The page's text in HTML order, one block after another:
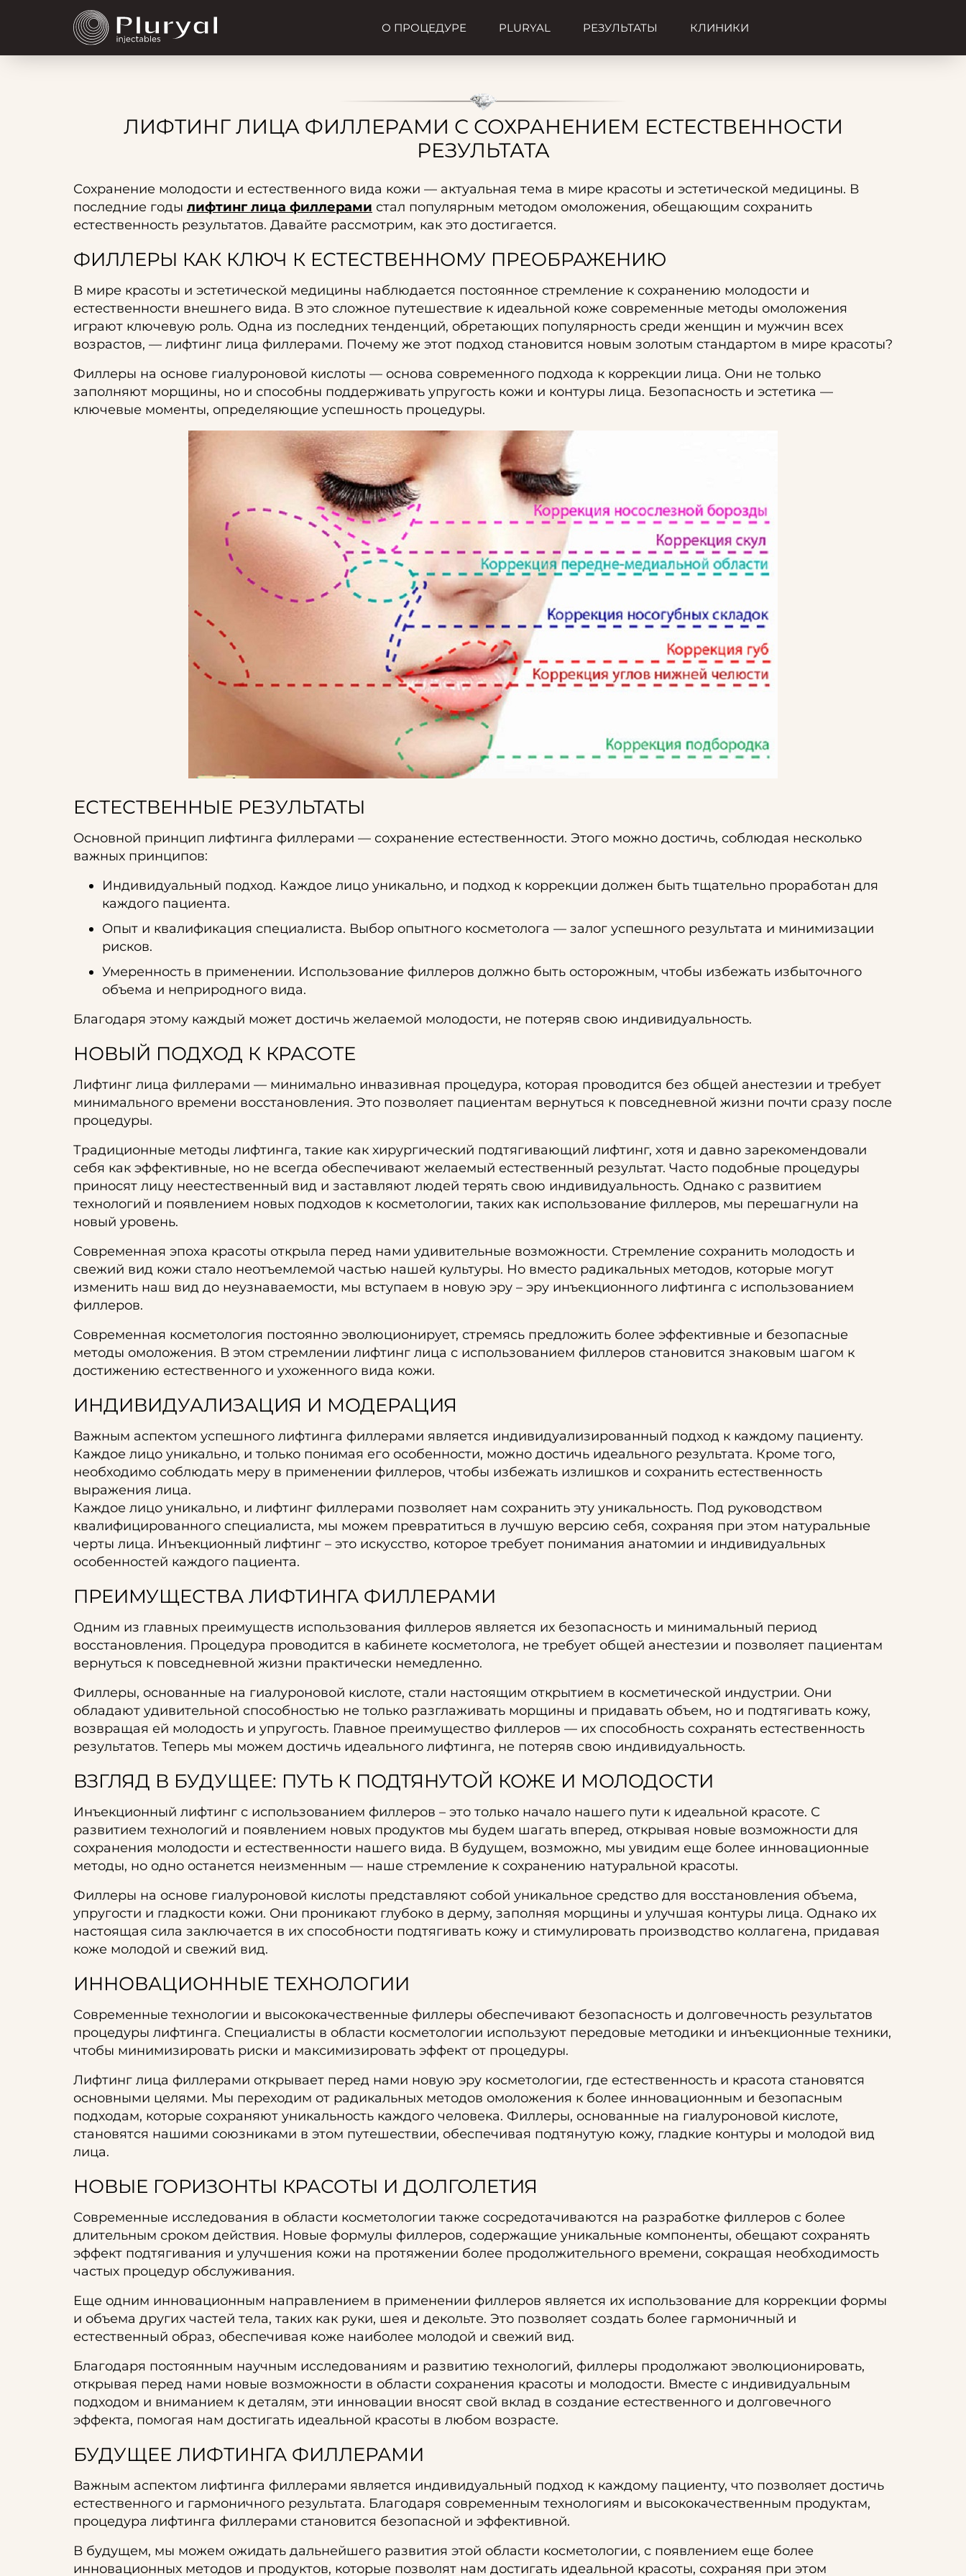
О ПРОЦЕДУРЕ PLURYAL РЕЗУЛЬТАТЫ КЛИНИКИ
ЛИФТИНГ ЛИЦА ФИЛЛЕРАМИ С СОХРАНЕНИЕМ ЕСТЕСТВЕННОСТИ
РЕЗУЛЬТАТА
Сохранение молодости и естественного вида кожи — актуальная тема в мире красоты и эстетической медицины. В
последние годы лифтинг лица филлерами стал популярным методом омоложения, обещающим сохранить
естественность результатов. Давайте рассмотрим, как это достигается.
ФИЛЛЕРЫ КАК КЛЮЧ К ЕСТЕСТВЕННОМУ ПРЕОБРАЖЕНИЮ
В мире красоты и эстетической медицины наблюдается постоянное стремление к сохранению молодости и
естественности внешнего вида. В это сложное путешествие к идеальной коже современные методы омоложения
играют ключевую роль. Одна из последних тенденций, обретающих популярность среди женщин и мужчин всех
возрастов, — лифтинг лица филлерами. Почему же этот подход становится новым золотым стандартом в мире красоты?
Филлеры на основе гиалуроновой кислоты — основа современного подхода к коррекции лица. Они не только
заполняют морщины, но и способны поддерживать упругость кожи и контуры лица. Безопасность и эстетика —
ключевые моменты, определяющие успешность процедуры.
ЕСТЕСТВЕННЫЕ РЕЗУЛЬТАТЫ
Основной принцип лифтинга филлерами — сохранение естественности. Этого можно достичь, соблюдая несколько
важных принципов:
Индивидуальный подход. Каждое лицо уникально, и подход к коррекции должен быть тщательно проработан для
каждого пациента.
Опыт и квалификация специалиста. Выбор опытного косметолога — залог успешного результата и минимизации
рисков.
Умеренность в применении. Использование филлеров должно быть осторожным, чтобы избежать избыточного
объема и неприродного вида.
Благодаря этому каждый может достичь желаемой молодости, не потеряв свою индивидуальность.
НОВЫЙ ПОДХОД К КРАСОТЕ
Лифтинг лица филлерами — минимально инвазивная процедура, которая проводится без общей анестезии и требует
минимального времени восстановления. Это позволяет пациентам вернуться к повседневной жизни почти сразу после
процедуры.
Традиционные методы лифтинга, такие как хирургический подтягивающий лифтинг, хотя и давно зарекомендовали
себя как эффективные, но не всегда обеспечивают желаемый естественный результат. Часто подобные процедуры
приносят лицу неестественный вид и заставляют людей терять свою индивидуальность. Однако с развитием
технологий и появлением новых подходов к косметологии, таких как использование филлеров, мы перешагнули на
новый уровень.
Современная эпоха красоты открыла перед нами удивительные возможности. Стремление сохранить молодость и
свежий вид кожи стало неотъемлемой частью нашей культуры. Но вместо радикальных методов, которые могут
изменить наш вид до неузнаваемости, мы вступаем в новую эру – эру инъекционного лифтинга с использованием
филлеров.
Современная косметология постоянно эволюционирует, стремясь предложить более эффективные и безопасные
методы омоложения. В этом стремлении лифтинг лица с использованием филлеров становится знаковым шагом к
достижению естественного и ухоженного вида кожи.
ИНДИВИДУАЛИЗАЦИЯ И МОДЕРАЦИЯ
Важным аспектом успешного лифтинга филлерами является индивидуализированный подход к каждому пациенту.
Каждое лицо уникально, и только понимая его особенности, можно достичь идеального результата. Кроме того,
необходимо соблюдать меру в применении филлеров, чтобы избежать излишков и сохранить естественность
выражения лица.
Каждое лицо уникально, и лифтинг филлерами позволяет нам сохранить эту уникальность. Под руководством
квалифицированного специалиста, мы можем превратиться в лучшую версию себя, сохраняя при этом натуральные
черты лица. Инъекционный лифтинг – это искусство, которое требует понимания анатомии и индивидуальных
особенностей каждого пациента.
ПРЕИМУЩЕСТВА ЛИФТИНГА ФИЛЛЕРАМИ
Одним из главных преимуществ использования филлеров является их безопасность и минимальный период
восстановления. Процедура проводится в кабинете косметолога, не требует общей анестезии и позволяет пациентам
вернуться к повседневной жизни практически немедленно.
Филлеры, основанные на гиалуроновой кислоте, стали настоящим открытием в косметической индустрии. Они
обладают удивительной способностью не только разглаживать морщины и придавать объем, но и подтягивать кожу,
возвращая ей молодость и упругость. Главное преимущество филлеров — их способность сохранять естественность
результатов. Теперь мы можем достичь идеального лифтинга, не потеряв свою индивидуальность.
ВЗГЛЯД В БУДУЩЕЕ: ПУТЬ К ПОДТЯНУТОЙ КОЖЕ И МОЛОДОСТИ
Инъекционный лифтинг с использованием филлеров – это только начало нашего пути к идеальной красоте. С
развитием технологий и появлением новых продуктов мы будем шагать вперед, открывая новые возможности для
сохранения молодости и естественности нашего вида. В будущем, возможно, мы увидим еще более инновационные
методы, но одно останется неизменным — наше стремление к сохранению натуральной красоты.
Филлеры на основе гиалуроновой кислоты представляют собой уникальное средство для восстановления объема,
упругости и гладкости кожи. Они проникают глубоко в дерму, заполняя морщины и улучшая контуры лица. Однако их
настоящая сила заключается в их способности подтягивать кожу и стимулировать производство коллагена, придавая
коже молодой и свежий вид.
ИННОВАЦИОННЫЕ ТЕХНОЛОГИИ
Современные технологии и высококачественные филлеры обеспечивают безопасность и долговечность результатов
процедуры лифтинга. Специалисты в области косметологии используют передовые методики и инъекционные техники,
чтобы минимизировать риски и максимизировать эффект от процедуры.
Лифтинг лица филлерами открывает перед нами новую эру косметологии, где естественность и красота становятся
основными целями. Мы переходим от радикальных методов омоложения к более инновационным и безопасным
подходам, которые сохраняют уникальность каждого человека. Филлеры, основанные на гиалуроновой кислоте,
становятся нашими союзниками в этом путешествии, обеспечивая подтянутую кожу, гладкие контуры и молодой вид
лица.
НОВЫЕ ГОРИЗОНТЫ КРАСОТЫ И ДОЛГОЛЕТИЯ
Современные исследования в области косметологии также сосредотачиваются на разработке филлеров с более
длительным сроком действия. Новые формулы филлеров, содержащие уникальные компоненты, обещают сохранять
эффект подтягивания и улучшения кожи на протяжении более продолжительного времени, сокращая необходимость
частых процедур обслуживания.
Еще одним инновационным направлением в применении филлеров является их использование для коррекции формы
и объема других частей тела, таких как руки, шея и декольте. Это позволяет создать более гармоничный и
естественный образ, обеспечивая коже наиболее молодой и свежий вид.
Благодаря постоянным научным исследованиям и развитию технологий, филлеры продолжают эволюционировать,
открывая перед нами новые возможности в области сохранения красоты и молодости. Вместе с индивидуальным
подходом и вниманием к деталям, эти инновации вносят свой вклад в создание естественного и долговечного
эффекта, помогая нам достигать идеальной красоты в любом возрасте.
БУДУЩЕЕ ЛИФТИНГА ФИЛЛЕРАМИ
Важным аспектом лифтинга филлерами является индивидуальный подход к каждому пациенту, что позволяет достичь
естественного и гармоничного результата. Благодаря современным технологиям и высококачественным продуктам,
процедура лифтинга филлерами становится безопасной и эффективной.
В будущем, мы можем ожидать дальнейшего развития этой области косметологии, с появлением еще более
инновационных методов и продуктов, которые позволят нам достигать идеальной красоты, сохраняя при этом